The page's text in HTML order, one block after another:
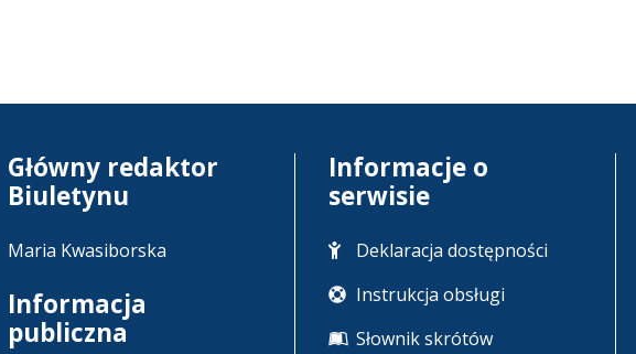
Główny redaktor
Biuletynu
Maria Kwasiborska
Informacja
publiczna
Informacje o
serwisie
Deklaracja dostępności
Instrukcja obsługi
Słownik skrótów